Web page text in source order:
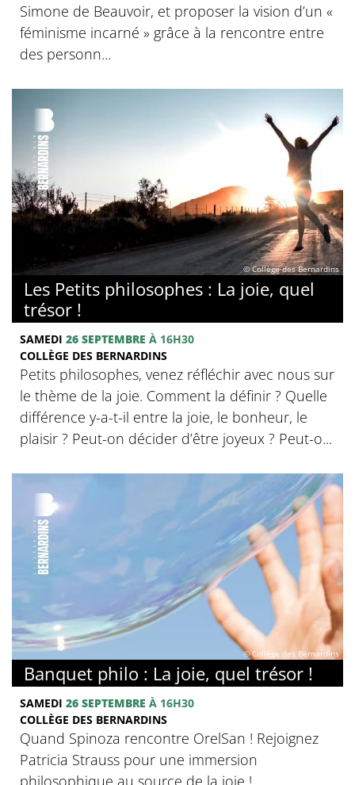
Simone de Beauvoir, et proposer la vision d’un «
féminisme incarné » grâce à la rencontre entre
des personn...
© Collège des Bernardins
Les Petits philosophes : La joie, quel
trésor !
SAMEDI 26 SEPTEMBRE À 16H30
COLLÈGE DES BERNARDINS
Petits philosophes, venez réfléchir avec nous sur
le thème de la joie. Comment la définir ? Quelle
différence y-a-t-il entre la joie, le bonheur, le
plaisir ? Peut-on décider d’être joyeux ? Peut-o...
© Collège des Bernardins
Banquet philo : La joie, quel trésor !
SAMEDI 26 SEPTEMBRE À 16H30
COLLÈGE DES BERNARDINS
Quand Spinoza rencontre OrelSan ! Rejoignez
Patricia Strauss pour une immersion
philosophique au source de la joie !.